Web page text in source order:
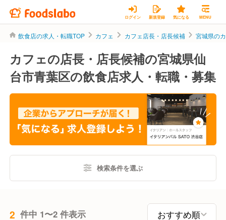
ログイン 新規登録 気になる MENU
飲食店の求人・転職TOP カフェ カフェ店長・店長候補 宮城県の
カフェの店長・店長候補の宮城県仙
台市青葉区の飲食店求人・転職・募集
検索条件を選ぶ
2 件中 1〜2 件表示